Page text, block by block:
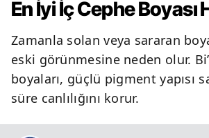
En İyi İç Cephe Boyası
Zamanla solan veya sararan
eski görünmesine neden olur.
boyaları, güçlü pigment yapısı
süre canlılığını korur.